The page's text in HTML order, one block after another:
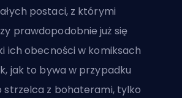
postaci, z którymi
prawdopodobnie już się
ich obecności w komiksach
jak to bywa w przypadku
strzelca z bohaterami, tylko